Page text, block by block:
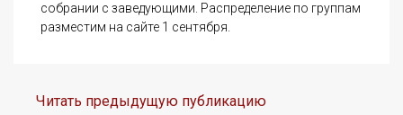
собрании с заведующими. Распределение по группам
разместим на сайте 1 сентября.
Читать предыдущую публикацию